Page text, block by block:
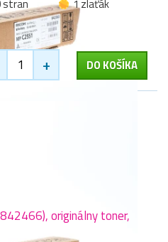
stran
1 zlaťák
+ DO KOŠÍKA
originálny toner,